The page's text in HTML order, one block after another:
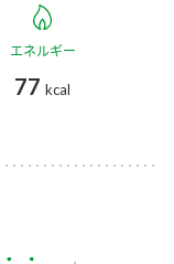
中華エネルギー
77 kcal